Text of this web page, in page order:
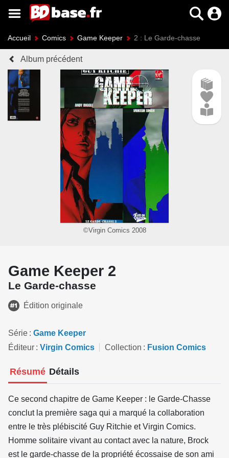
Accueil Comics Game Keeper 2 : Le Garde-chasse
Album précédent
©Virgin Comics 2008
Game Keeper 2
Le Garde-chasse
Édition originale
Série
Game Keeper
Éditeur
Virgin Comics Collection Fusion Comics
Résumé Détails
Ce second chapitre de Game Keeper : le Garde-Chasse
conclut la première saga qui a marqué la collaboration
entre le très plébiscité Guy Ritchie et Virgin Comics.
Homme solitaire vivant au contact avec la nature, Brock
est le garde-chasse de la propriété écossaise de son ami